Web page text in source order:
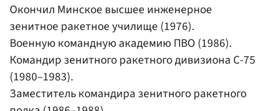
Окончил Минское высшее инженерное
зенитное ракетное училище (1976).
Военную командную академию ПВО (1986).
Командир зенитного ракетного дивизиона С-75
(1980–1983).
Заместитель командира зенитного ракетного